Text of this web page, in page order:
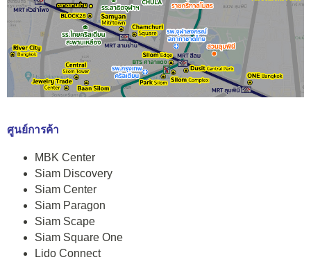
ศูนย์การค้า
MBK Center
Siam Discovery
Siam Center
Siam Paragon
Siam Scape
Siam Square One
Lido Connect